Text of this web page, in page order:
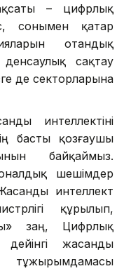
– цифрлық
сонымен қатар
отандық
денсаулық сақтау
де секторларына
интеллектіні
басты қозғаушы
байқаймыз.
шешімдер
интеллект
құрылып,
заң, Цифрлық
жасанды